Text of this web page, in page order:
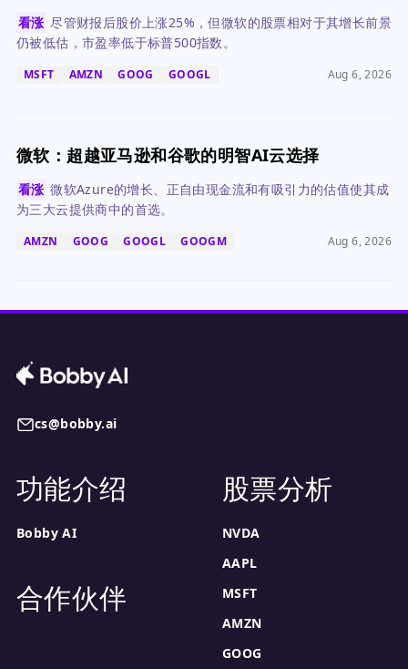
看涨 尽管财报后股价上涨25%，但微软的股票相对于其增长前景
仍被低估，市盈率低于标普500指数。
MSFT AMZN GOOG GOOGL Aug 6, 2026
微软：超越亚马逊和谷歌的明智AI云选择
看涨 微软Azure的增长、正自由现金流和有吸引力的估值使其成
为三大云提供商中的首选。
AMZN GOOG GOOGL GOOGM Aug 6, 2026
cs@bobby.ai
功能介绍
Bobby AI
合作伙伴
股票分析
NVDA
AAPL
MSFT
AMZN
GOOG